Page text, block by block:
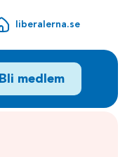
liberalerna.se
Bli medlem